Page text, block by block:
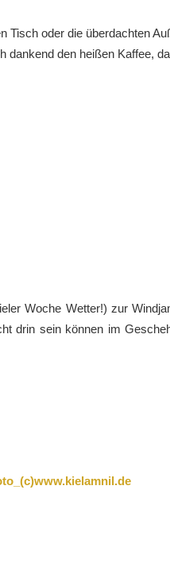
Tisch oder die überdachten
dankend den heißen Kaffee,
Woche Wetter!) zur
drin sein können im